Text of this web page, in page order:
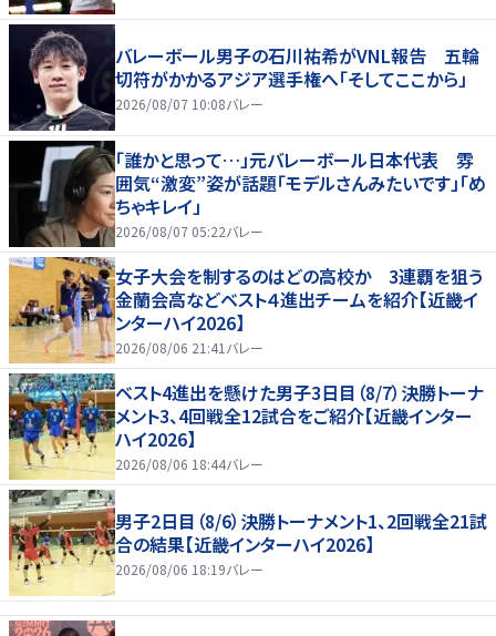
バレーボール男子の石川祐希がVNL報告 五輪
切符がかかるアジア選手権へ「そしてここから」
2026/08/07 10:08バレー
「誰かと思って…」元バレーボール日本代表 雰
囲気“激変”姿が話題「モデルさんみたいです」「め
ちゃキレイ」
2026/08/07 05:22バレー
女子大会を制するのはどの高校か 3連覇を狙う
金蘭会高などベスト４進出チームを紹介【近畿イ
ンターハイ2026】
2026/08/06 21:41 バレー
ベスト4進出を懸けた男子3日目（8/7）決勝トーナ
メント3、4回戦全12試合をご紹介【近畿インター
ハイ2026】
2026/08/06 18:44バレー
男子2日目（8/6）決勝トーナメント1、2回戦全21試
合の結果【近畿インターハイ2026】
2026/08/06 18:19バレー